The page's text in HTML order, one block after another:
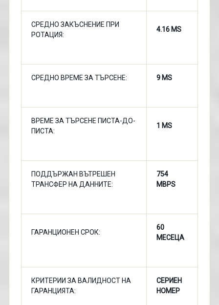
СРЕДНО ЗАКЪСНЕНИЕ ПРИ
РОТАЦИЯ:
4.16 MS
СРЕДНО ВРЕМЕ ЗА ТЪРСЕНЕ: 9 MS
ВРЕМЕ ЗА ТЪРСЕНЕ ПИСТА-ДО-
ПИСТА:
1 MS
ПОДДЪРЖАН ВЪТРЕШЕН
ТРАНСФЕР НА ДАННИТЕ:
754
MBPS
ГАРАНЦИОНЕН СРОК:
60
МЕСЕЦА
КРИТЕРИИ ЗА ВАЛИДНОСТ НА
ГАРАНЦИЯТА:
СЕРИЕН
НОМЕР